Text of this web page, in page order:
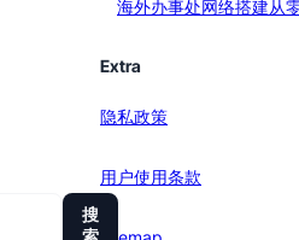
海外办事处网络搭建从
搜
索
Extra
隐私政策
用户使用条款